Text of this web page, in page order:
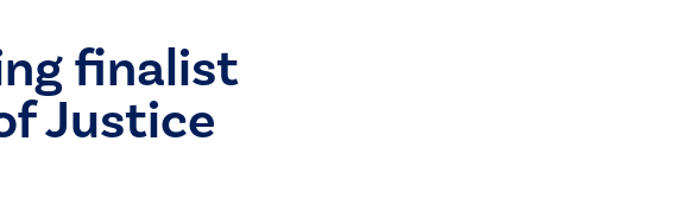
finalist
Justice